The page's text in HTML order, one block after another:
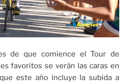
de que comience el Tour de
favoritos se verán las caras en
este año incluye la subida a